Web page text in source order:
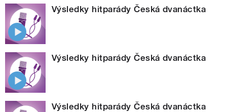
Výsledky hitparády Česká dvanáctka
Výsledky hitparády Česká dvanáctka
Výsledky hitparády Česká dvanáctka